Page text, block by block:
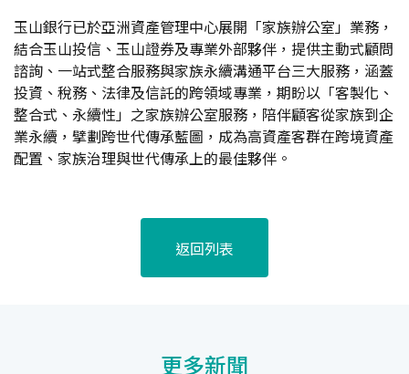
玉山銀行已於亞洲資產管理中心展開「家族辦公室」業務，
結合玉山投信、玉山證券及專業外部夥伴，提供主動式顧問
諮詢、一站式整合服務與家族永續溝通平台三大服務，涵蓋
投資、稅務、法律及信託的跨領域專業，期盼以「客製化、
整合式、永續性」之家族辦公室服務，陪伴顧客從家族到企
業永續，擘劃跨世代傳承藍圖，成為高資產客群在跨境資產
配置、家族治理與世代傳承上的最佳夥伴。
返回列表
更多新聞